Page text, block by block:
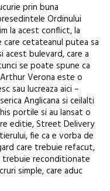
prin buna
Ordinului
la acest conflict, la
cetateanul putea sa
acest bulevard, care a
se poate spune ca
Verona este o
sau lucreaza aici –
Anglicana si ceilalti
portile si au lansat o
editie, Street Delivery
fie ca e vorba de
care trebuie refacut,
trebuie reconditionate
simple, care aduc